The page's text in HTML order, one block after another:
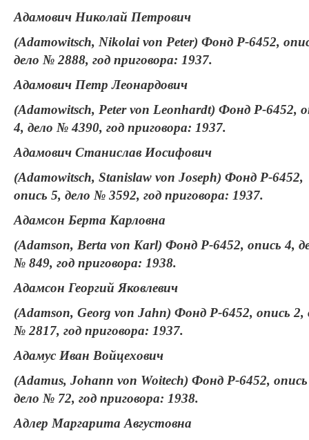
Адамович Николай Петрович
(Adamowitsch, Nikolai von Peter) Фонд Р-6452,
дело № 2888, год приговора: 1937.
Адамович Петр Леонардович
(Adamowitsch, Peter von Leonhardt) Фонд Р-6452,
4, дело № 4390, год приговора: 1937.
Адамович Станислав Иосифович
(Adamowitsch, Stanislaw von Joseph) Фонд Р-6452,
опись 5, дело № 3592, год приговора: 1937.
Адамсон Берта Карловна
(Adamson, Berta von Karl) Фонд Р-6452, опись 4,
№ 849, год приговора: 1938.
Адамсон Георгий Яковлевич
(Adamson, Georg von Jahn) Фонд Р-6452, опись 2,
№ 2817, год приговора: 1937.
Адамус Иван Войцехович
(Adamus, Johann von Woitech) Фонд Р-6452,
дело № 72, год приговора: 1938.
Адлер Маргарита Августовна